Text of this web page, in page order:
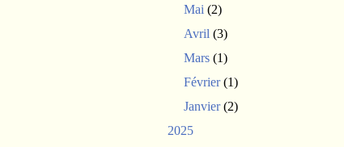
Mai (2)
Avril (3)
Mars (1)
Février(1)
Janvier(2)
2025